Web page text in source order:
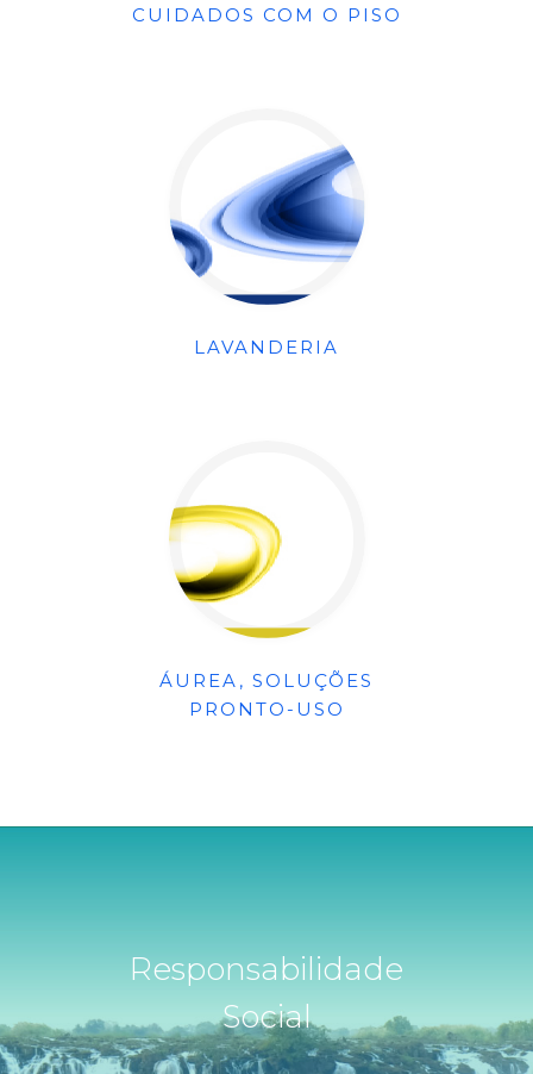
CUIDADOS COM O PISO
LAVANDERIA
ÁUREA, SOLUÇÕES
PRONTO-USO
Responsabilidade
Social